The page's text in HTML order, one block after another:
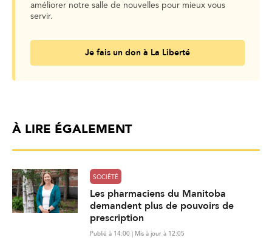
améliorer notre salle de nouvelles pour mieux vous
servir.
Je fais un don à La Liberté
À LIRE ÉGALEMENT
SOCIÉTÉ
Les pharmaciens du Manitoba
demandent plus de pouvoirs de
prescription
Publié à 14:00 | Mis à jour à 12:05